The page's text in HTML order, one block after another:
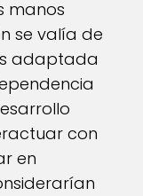
manos
se valía de
adaptada
con
en